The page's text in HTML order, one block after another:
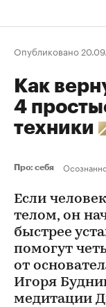
Опубликовано
Как
4
техники
Про: себя
Если
телом, он
быстрее
помогут
от
Игоря
медитации